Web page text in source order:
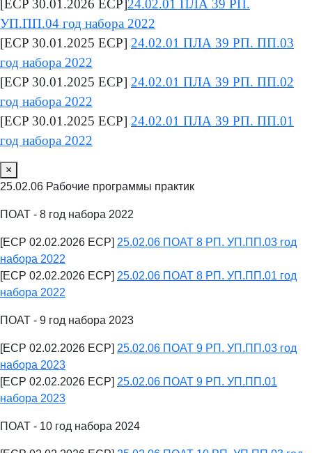
[ECP 30.01.2026 ECP]24.02.01 ПЛА 39 РП.
УП.ПП.04 год набора 2022
[ECP 30.01.2025 ECP] 24.02.01 ПЛА 39 РП. ПП.03
год набора 2022
[ECP 30.01.2025 ECP] 24.02.01 ПЛА 39 РП. ПП.02
год набора 2022
[ECP 30.01.2025 ECP] 24.02.01 ПЛА 39 РП. ПП.01
год набора 2022
×
25.02.06 Рабочие программы практик
ПОАТ - 8 год набора 2022
[ECP 02.02.2026 ECP] 25.02.06 ПОАТ 8 РП. УП.ПП.03 год
набора 2022
[ECP 02.02.2026 ECP] 25.02.06 ПОАТ 8 РП. УП.ПП.01 год
набора 2022
ПОАТ - 9 год набора 2023
[ECP 02.02.2026 ECP] 25.02.06 ПОАТ 9 РП. УП.ПП.03 год
набора 2023
[ECP 02.02.2026 ECP] 25.02.06 ПОАТ 9 РП. УП.ПП.01
набора 2023
ПОАТ - 10 год набора 2024